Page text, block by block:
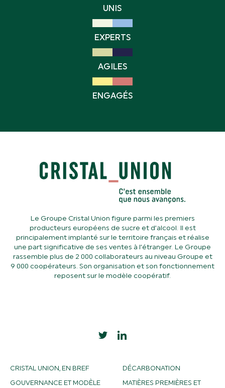
UNIS
EXPERTS
AGILES
ENGAGÉS
Le Groupe Cristal Union figure parmi les premiers
producteurs européens de sucre et d’alcool. Il est
principalement implanté sur le territoire français et réalise
une part significative de ses ventes à l’étranger. Le Groupe
rassemble plus de 2 000 collaborateurs au niveau Groupe et
9 000 coopérateurs. Son organisation et son fonctionnement
reposent sur le modèle coopératif.
CRISTAL UNION, EN BREF
GOUVERNANCE ET MODÈLE
DÉCARBONATION
MATIÈRES PREMIÈRES ET